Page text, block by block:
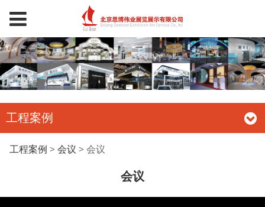
工程案例
会议
工程案例 > 会议 > 会议
会议